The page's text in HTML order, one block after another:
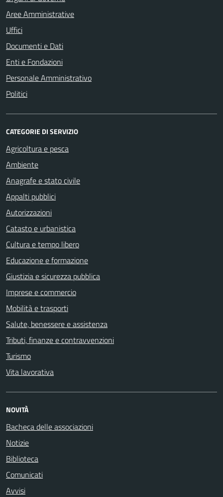
Aree Amministrative
Uffici
Documenti e Dati
Enti e Fondazioni
Personale Amministrativo
Politici
CATEGORIE DI SERVIZIO
Agricoltura e pesca
Ambiente
Anagrafe e stato civile
Appalti pubblici
Autorizzazioni
Catasto e urbanistica
Cultura e tempo libero
Educazione e formazione
Giustizia e sicurezza pubblica
Imprese e commercio
Mobilità e trasporti
Salute, benessere e assistenza
Tributi, finanze e contravvenzioni
Turismo
Vita lavorativa
NOVITÀ
Bacheca delle associazioni
Notizie
Biblioteca
Comunicati
Avvisi